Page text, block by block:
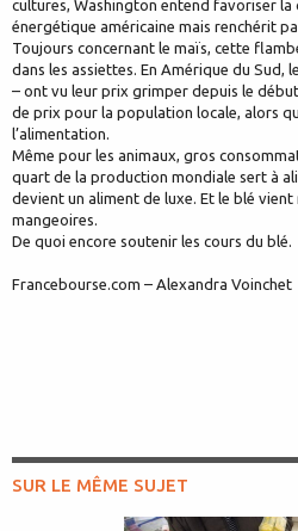
cultures, Washington entend favoriser la
énergétique américaine mais renchérit
Toujours concernant le maïs, cette
dans les assiettes. En Amérique du Sud,
– ont vu leur prix grimper depuis le
de prix pour la population locale, alors
l’alimentation.
Même pour les animaux, gros
quart de la production mondiale sert à
devient un aliment de luxe. Et le blé vient
mangeoires.
De quoi encore soutenir les cours du blé.
Francebourse.com – Alexandra Voinchet
SUR LE MÊME SUJET